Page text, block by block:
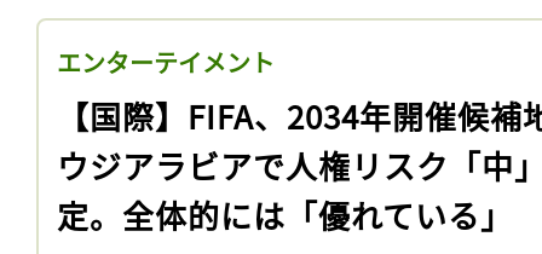
エンターテイメント
【国際】FIFA、2034年開催候補
ウジアラビアで人権リスク「中
定。全体的には「優れている」